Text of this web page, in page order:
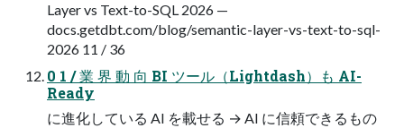
Layer vs Text-to-SQL 2026 —
docs.getdbt.com/blog/semantic-layer-vs-text-to-sql-
2026 11 / 36
0 1 / 業 界 動 向 BI ツール（Lightdash）も AI-
Ready
に進化している AI を載せる → AI に信頼できるもの